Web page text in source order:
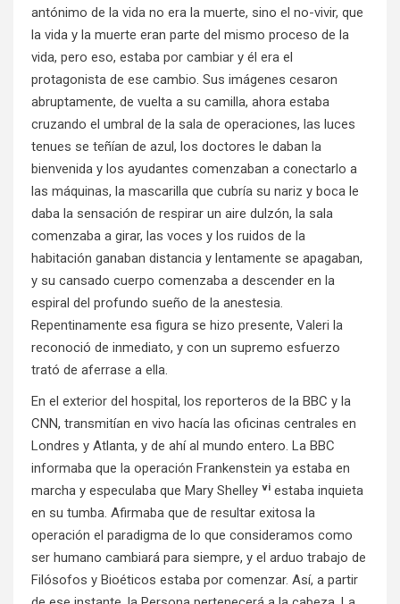
antónimo de la vida no era la muerte, sino el no-vivir, que
la vida y la muerte eran parte del mismo proceso de la
vida, pero eso, estaba por cambiar y él era el
protagonista de ese cambio. Sus imágenes cesaron
abruptamente, de vuelta a su camilla, ahora estaba
cruzando el umbral de la sala de operaciones, las luces
tenues se teñían de azul, los doctores le daban la
bienvenida y los ayudantes comenzaban a conectarlo a
las máquinas, la mascarilla que cubría su nariz y boca le
daba la sensación de respirar un aire dulzón, la sala
comenzaba a girar, las voces y los ruidos de la
habitación ganaban distancia y lentamente se apagaban,
y su cansado cuerpo comenzaba a descender en la
espiral del profundo sueño de la anestesia.
Repentinamente esa figura se hizo presente, Valeri la
reconoció de inmediato, y con un supremo esfuerzo
trató de aferrase a ella.
En el exterior del hospital, los reporteros de la BBC y la
CNN, transmitían en vivo hacía las oficinas centrales en
Londres y Atlanta, y de ahí al mundo entero. La BBC
informaba que la operación Frankenstein ya estaba en
marcha y especulaba que Mary Shelley vi estaba inquieta
en su tumba. Afirmaba que de resultar exitosa la
operación el paradigma de lo que consideramos como
ser humano cambiará para siempre, y el arduo trabajo de
Filósofos y Bioéticos estaba por comenzar. Así, a partir